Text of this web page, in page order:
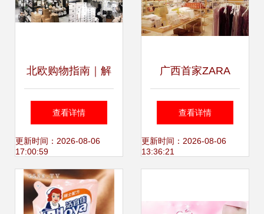
北欧购物指南｜解
锁护肤品、服装、
家居与护理用品的
宝藏好物
查看详情
更新时间：2026-08-06
17:00:59
广西首家ZARA
HOME家居护理用
品店盛大开业，引
查看详情
更新时间：2026-08-06
13:36:21